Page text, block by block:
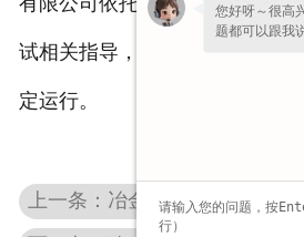
试相关指导，助力施工顺利推进
定运行。
您好呀～很高
题都可以跟我